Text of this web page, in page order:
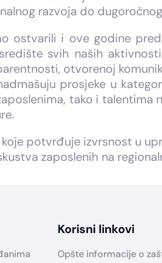
razvoja do
ostvarili i ove godine
svih naših
otvorenoj
prosjeke u
tako i talentima
potvrđuje izvrsnost u
zaposlenih na
Korisni linkovi
Opšte informacije o